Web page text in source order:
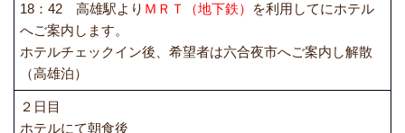
18：42 高雄駅より ＭＲＴ（地下鉄）
を利用してにホテル
へご案内します。
ホテルチェックイン後、希望者は六合夜市へご案内し解散
（高雄泊）
２日目
ホテルにて朝食後